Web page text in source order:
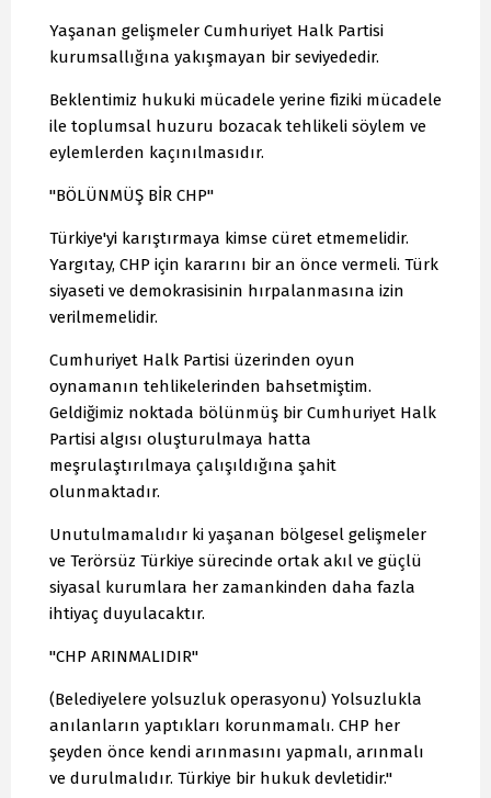
Yaşanan gelişmeler Cumhuriyet Halk Partisi
kurumsallığına yakışmayan bir seviyededir.
Beklentimiz hukuki mücadele yerine fiziki mücadele
ile toplumsal huzuru bozacak tehlikeli söylem ve
eylemlerden kaçınılmasıdır.
"BÖLÜNMÜŞ BİR CHP"
Türkiye'yi karıştırmaya kimse cüret etmemelidir.
Yargıtay, CHP için kararını bir an önce vermeli. Türk
siyaseti ve demokrasisinin hırpalanmasına izin
verilmemelidir.
Cumhuriyet Halk Partisi üzerinden oyun
oynamanın tehlikelerinden bahsetmiştim.
Geldiğimiz noktada bölünmüş bir Cumhuriyet Halk
Partisi algısı oluşturulmaya hatta
meşrulaştırılmaya çalışıldığına şahit
olunmaktadır.
Unutulmamalıdır ki yaşanan bölgesel gelişmeler
ve Terörsüz Türkiye sürecinde ortak akıl ve güçlü
siyasal kurumlara her zamankinden daha fazla
ihtiyaç duyulacaktır.
"CHP ARINMALIDIR"
(Belediyelere yolsuzluk operasyonu) Yolsuzlukla
anılanların yaptıkları korunmamalı. CHP her
şeyden önce kendi arınmasını yapmalı, arınmalı
ve durulmalıdır. Türkiye bir hukuk devletidir."